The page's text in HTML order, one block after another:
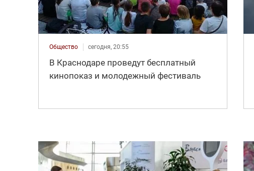
Общество сегодня, 20:55
В Краснодаре проведут бесплатный
кинопоказ и молодежный фестиваль